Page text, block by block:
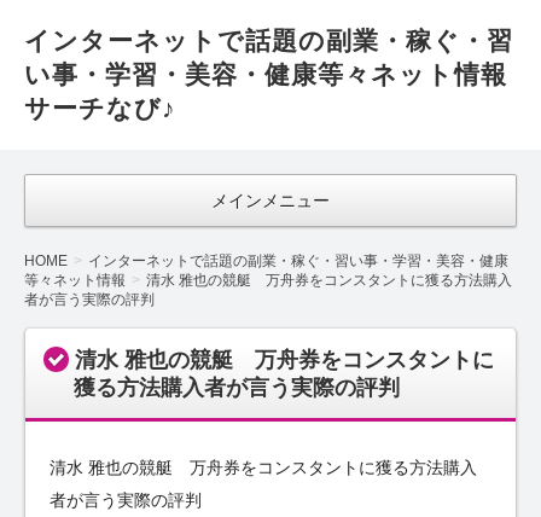
インターネットで話題の副業・稼ぐ・習
い事・学習・美容・健康等々ネット情報
サーチなび♪
メインメニュー
HOME
インターネットで話題の副業・稼ぐ・習い事・学習・美容・健康
等々ネット情報
清水 雅也の競艇 万舟券をコンスタントに獲る方法購入
者が言う実際の評判
清水 雅也の競艇 万舟券をコンスタントに
獲る方法購入者が言う実際の評判
清水 雅也の競艇 万舟券をコンスタントに獲る方法購入
者が言う実際の評判